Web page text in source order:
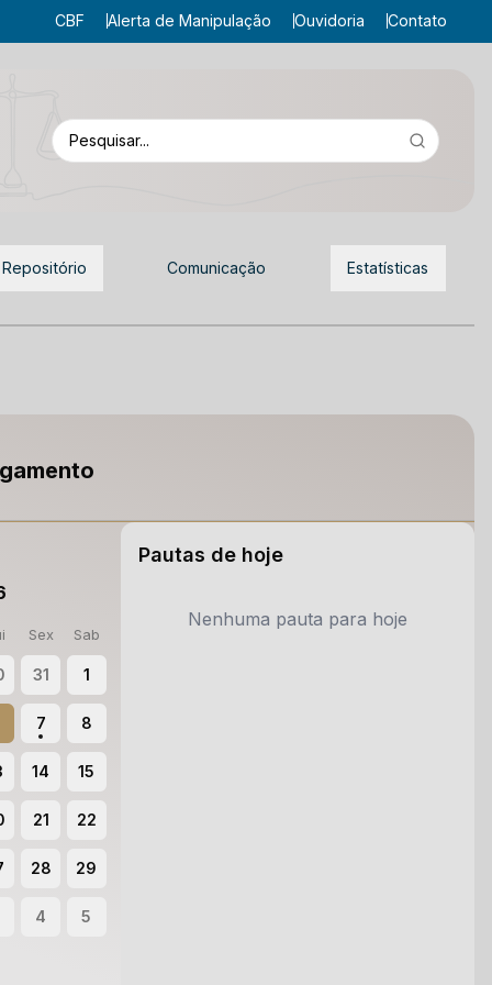
CBF Alerta de Manipulação Ouvidoria Contato
Comunicação Estatísticas
Sex Sab
31 1
7 8
14 15
21 22
28 29
4 5
Pautas de hoje
Nenhuma pauta para hoje